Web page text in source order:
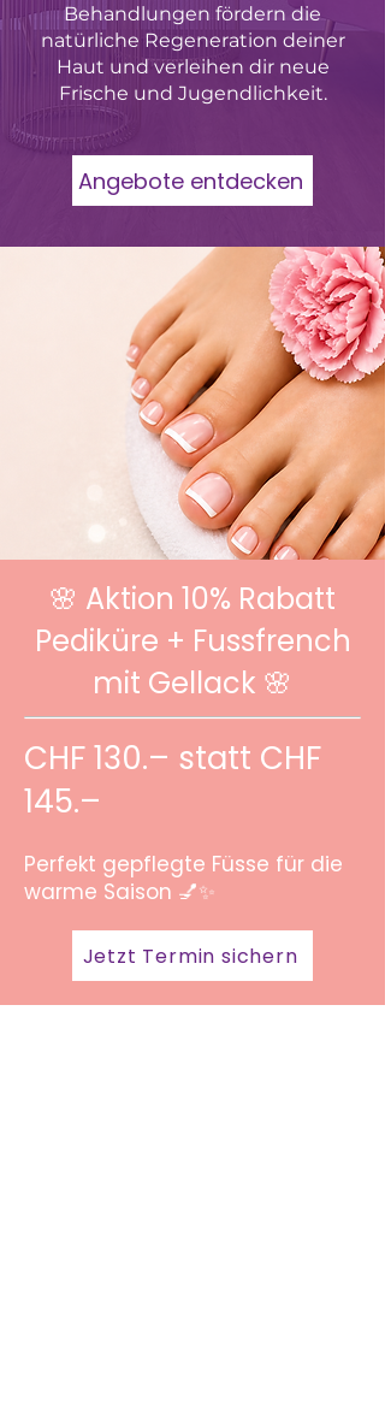
Behandlungen fördern die
natürliche Regeneration deiner
Haut und verleihen dir neue
Frische und Jugendlichkeit.
Angebote entdecken
🌸 Aktion 10% Rabatt
Pediküre + Fussfrench
mit Gellack 🌸
CHF 130.– statt CHF
145.–
Perfekt gepflegte Füsse für die
warme Saison 💅✨
Jetzt Termin sichern